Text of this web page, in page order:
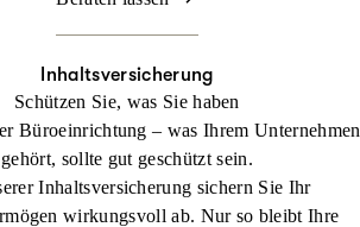
Inhaltsversicherung
Schützen Sie, was Sie haben
Büroeinrichtung – was Ihrem Unternehmen
gehört, sollte gut geschützt sein.
Inhaltsversicherung sichern Sie Ihr
wirkungsvoll ab. Nur so bleibt Ihre